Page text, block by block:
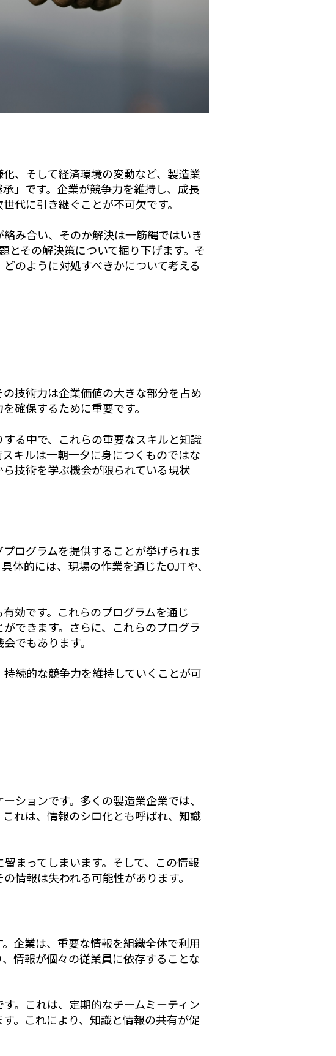
、そして経済環境の変動など、製造業
」です。企業が競争力を維持し、成長
代に引き継ぐことが不可欠です。
み合い、そのか解決は一筋縄ではいき
とその解決策について掘り下げます。そ
のように対処すべきかについて考える
技術力は企業価値の大きな部分を占め
確保するために重要です。
る中で、これらの重要なスキルと知識
キルは一朝一夕に身につくものではな
技術を学ぶ機会が限られている現状
ログラムを提供することが挙げられま
体的には、現場の作業を通じたOJTや、
効です。これらのプログラムを通じ
できます。さらに、これらのプログラ
でもあります。
続的な競争力を維持していくことが可
ションです。多くの製造業企業では、
れは、情報のシロ化とも呼ばれ、知識
まってしまいます。そして、この情報
情報は失われる可能性があります。
企業は、重要な情報を組織全体で利用
情報が個々の従業員に依存することな
。これは、定期的なチームミーティン
。これにより、知識と情報の共有が促